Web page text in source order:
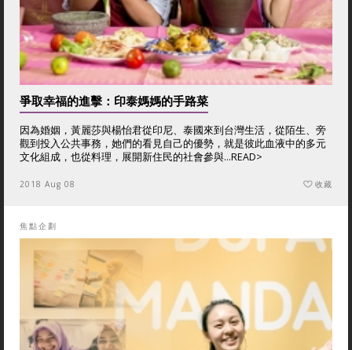
爭取幸福的進擊：印泰媽媽的手路菜
因為婚姻，黃麗莎與楊怡君從印尼、泰國來到台灣生活，從陌生、旁
觀到投入公共事務，她們的看見自己的優勢，就是彼此血液中的多元
文化組成，也從料理，展開新住民的社會參與...READ>
2018 Aug 08 收藏
焦點企劃